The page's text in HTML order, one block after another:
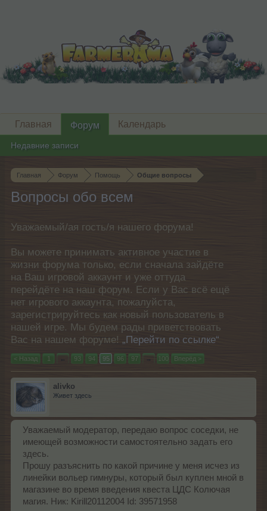
Главная Форум Помощь Общие вопросы
Вопросы обо всем
Уважаемый/ая гость/я нашего форума!
Вы можете принимать активное участие в
жизни форума только, если сначала зайдёте
на Ваш игровой аккаунт и уже оттуда
перейдёте на наш форум. Если у Вас всё ещё
нет игрового аккаунта, пожалуйста,
зарегистрируйтесь как новый пользователь в
нашей игре. Мы будем рады приветствовать
Вас на нашем форуме! „Перейти по ссылке“
< Назад 1 ← 93 94 95 96 97 → 100 Вперёд >
alivko
Живет здесь
Уважаемый модератор, передаю вопрос соседки, не
имеющей возможности самостоятельно задать его
здесь.
Прошу разъяснить по какой причине у меня исчез из
линейки вольер гимнуры, который был куплен мной в
магазине во время введения квеста ЦДС Колючая
магия. Ник: Kirill20112004 Id: 39571958
Главная Форум
Недавние записи
Календарь